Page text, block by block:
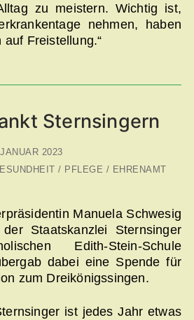
zu meistern. Wichtig ist,
nehmen, haben
Freistellung.“
Sternsingern
2023
/ PFLEGE / EHRENAMT
Manuela Schwesig
Staatskanzlei Sternsinger
Edith-Stein-Schule
dabei eine Spende für
zum Dreikönigssingen.
ist jedes Jahr etwas